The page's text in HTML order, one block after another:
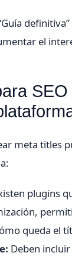
el
SEO
meta titles
plugins
queda el
Deben